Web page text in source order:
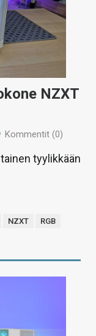
NZXT
Kommentit (0)
tyylikkään
NZXT
RGB